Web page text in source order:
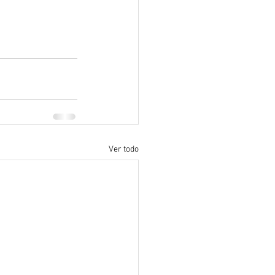
Ver todo